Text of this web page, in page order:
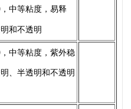
中等粘度，易释
和不透明
中等粘度，紫外稳
、半透明和不透明